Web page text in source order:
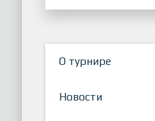
О турнире
Новости